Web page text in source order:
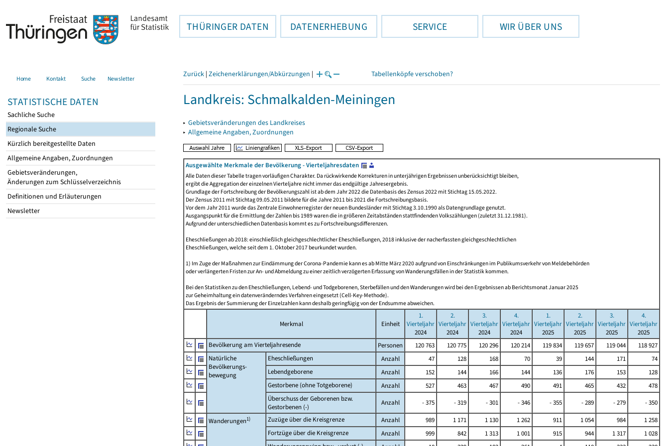
THÜRINGER DATEN DATENERHEBUNG SERVICE WIR ÜBER UNS
Home Kontakt Suche Newsletter
STATISTISCHE DATEN
Sachliche Suche
Regionale Suche
Kürzlich bereitgestellte Daten
Allgemeine Angaben, Zuordnungen
Gebietsveränderungen,
Änderungen zum Schlüsselverzeichnis
Definitionen und Erläuterungen
Newsletter
Zurück | Zeichenerklärungen/Abkürzungen | Tabellenköpfe verschoben?
Landkreis: Schmalkalden-Meiningen
▸ Gebietsveränderungen des Landkreises
▸ Allgemeine Angaben, Zuordnungen
Ausgewählte Merkmale der Bevölkerung - Vierteljahresdaten
Alle Daten dieser Tabelle tragen vorläufigen Charakter. Da rückwirkende Korrekturen in unterjährigen Ergebnissen unberücksichtigt bleiben,
ergibt die Aggregation der einzelnen Vierteljahre nicht immer das endgültige Jahresergebnis.
Grundlage der Fortschreibung der Bevölkerungszahl ist ab dem Jahr 2022 die Datenbasis des Zensus 2022 mit Stichtag 15.05.2022.
Der Zensus 2011 mit Stichtag 09.05.2011 bildete für die Jahre 2011 bis 2021 die Fortschreibungsbasis.
Vor dem Jahr 2011 wurde das Zentrale Einwohnerregister der neuen Bundesländer mit Stichtag 3.10.1990 als Datengrundlage genutzt.
Ausgangspunkt für die Ermittlung der Zahlen bis 1989 waren die in größeren Zeitabständen stattfindenden Volkszählungen (zuletzt 31.12.1981).
Aufgrund der unterschiedlichen Datenbasis kommt es zu Fortschreibungsdifferenzen.
Eheschließungen ab 2018: einschließlich gleichgeschlechtlicher Eheschließungen, 2018 inklusive der nacherfassten gleichgeschlechtlichen
Eheschließungen, welche seit dem 1. Oktober 2017 beurkundet wurden.
1) Im Zuge der Maßnahmen zur Eindämmung der Corona-Pandemie kann es ab Mitte März 2020 aufgrund von Einschränkungen im Publikumsverkehr von Meldebehörden
oder verlängerten Fristen zur An- und Abmeldung zu einer zeitlich verzögerten Erfassung von Wanderungsfällen in der Statistik kommen.
Bei den Statistiken zu den Eheschließungen, Lebend- und Todgeborenen, Sterbefällen und den Wanderungen wird bei den Ergebnissen ab Berichtsmonat Januar 2025
zur Geheimhaltung ein datenveränderndes Verfahren eingesetzt (Cell-Key-Methode).
Das Ergebnis der Summierung der Einzelzahlen kann deshalb geringfügig von der Endsumme abweichen.
Merkmal Einheit
1.
Vierteljahr
2024
2.
Vierteljahr
2024
3.
Vierteljahr
2024
4.
Vierteljahr
2024
1.
Vierteljahr
2025
2.
Vierteljahr
2025
3.
Vierteljahr
2025
4.
Vierteljahr
2025
Bevölkerung am Vierteljahresende
Personen 120 763 120 775 120 296 120 214 119 834 119 657 119 044
118 927
Natürliche
Bevölkerungs-
bewegung
Eheschließungen Anzahl 47 128 168 70 39 144 171
74
Lebendgeborene
Anzahl 152 144 166 144 136 176 153
128
Gestorbene (ohne Totgeborene)
Anzahl 527 463 467 490 491 465 432
478
Überschuss der Geborenen bzw.
Gestorbenen (-)
Anzahl - 375 - 319 - 301 - 346 - 355 - 289 - 279 - 350
Wanderungen1) Zuzüge über die Kreisgrenze Anzahl 989 1 171 1 130 1 262 911 1 054 984
1 258
Fortzüge über die Kreisgrenze
Anzahl 999 842 1 313 1 001 915 944 1 317
1 028